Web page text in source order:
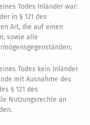
Todes Inländer war:
in § 121 des
Art, die auf einen
sowie alle
Todes kein Inländer
mit Ausnahme des
§ 121 des
Nutzungsrechte an